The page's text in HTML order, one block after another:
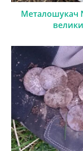
Металошукач